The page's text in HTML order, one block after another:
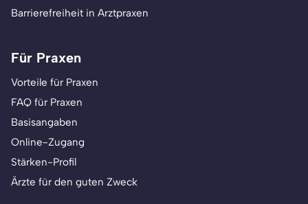
Barrierefreiheit in Arztpraxen
Für Praxen
Vorteile für Praxen
FAQ für Praxen
Basisangaben
Online-Zugang
Stärken-Profil
Ärzte für den guten Zweck